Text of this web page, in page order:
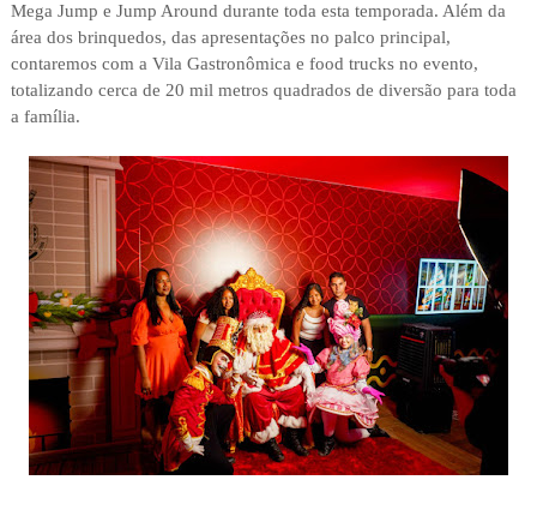
Mega Jump e Jump Around durante toda esta temporada. Além da
área dos brinquedos, das apresentações no palco principal,
contaremos com a Vila Gastronômica e food trucks no evento,
totalizando cerca de 20 mil metros quadrados de diversão para toda
a família.